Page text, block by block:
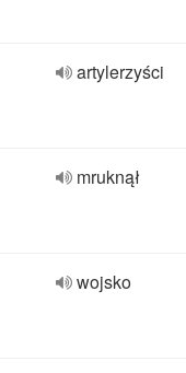
artylerzyści
mruknął
wojsko